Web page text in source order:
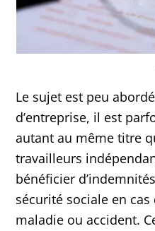
Le sujet est peu
d’entreprise, il est
autant au même titre
travailleurs
bénéficier
sécurité sociale en
maladie ou accident.